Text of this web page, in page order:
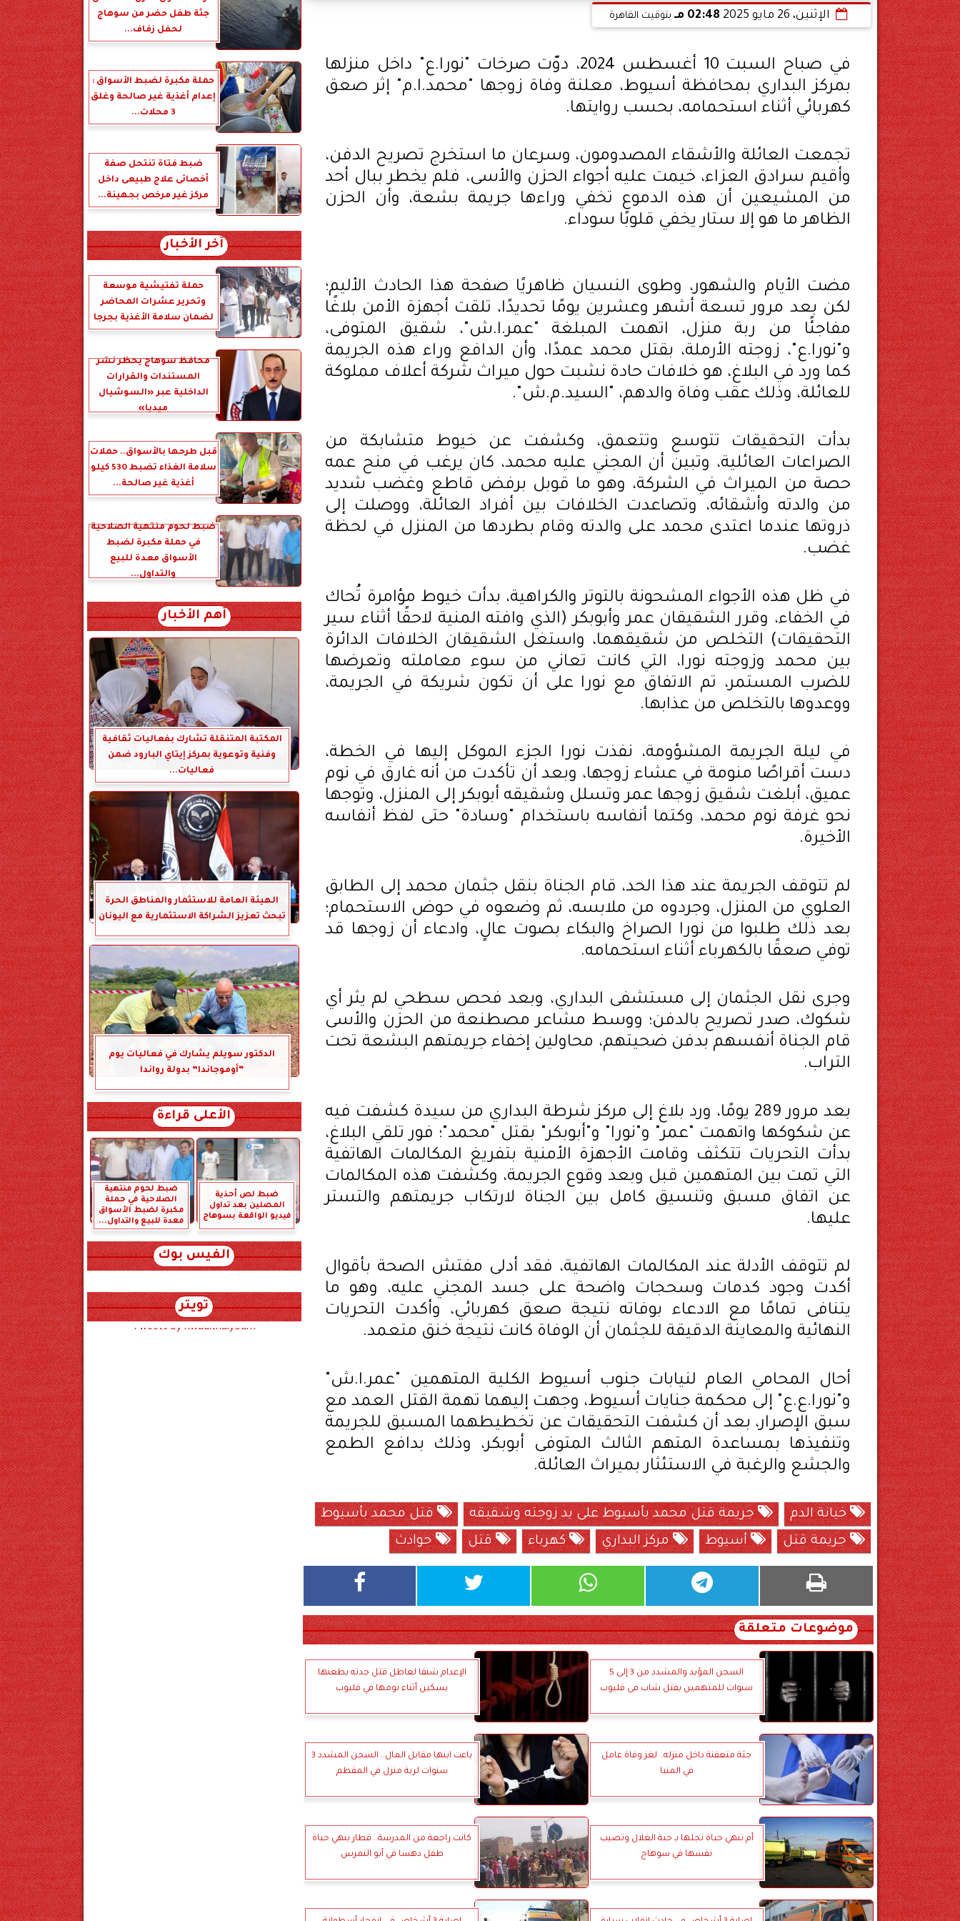
الإثنين، 26 مايو 2025 02:48 مـ بتوقيت القاهرة
في صباح السبت 10 أغسطس 2024، دوّت صرخات "نورا.ع" داخل منزلها
بمركز البداري بمحافظة أسيوط، معلنة وفاة زوجها "محمد.ا.م" إثر صعق
كهربائي أثناء استحمامه، بحسب روايتها.
تجمعت العائلة والأشقاء المصدومون، وسرعان ما استخرج تصريح الدفن،
وأقيم سرادق العزاء، خيمت عليه أجواء الحزن والأسى، فلم يخطر ببال أحد
من المشيعين أن هذه الدموع تخفي وراءها جريمة بشعة، وأن الحزن
الظاهر ما هو إلا ستار يخفي قلوبًا سوداء.
مضت الأيام والشهور، وطوى النسيان ظاهريًا صفحة هذا الحادث الأليم؛
لكن بعد مرور تسعة أشهر وعشرين يومًا تحديدًا، تلقت أجهزة الأمن بلاغًا
مفاجئًا من ربة منزل، اتهمت المبلغة "عمر.ا.ش"، شقيق المتوفى،
و"نورا.ع"، زوجته الأرملة، بقتل محمد عمدًا، وأن الدافع وراء هذه الجريمة
كما ورد في البلاغ، هو خلافات حادة نشبت حول ميراث شركة أعلاف مملوكة
للعائلة، وذلك عقب وفاة والدهم، "السيد.م.ش".
بدأت التحقيقات تتوسع وتتعمق، وكشفت عن خيوط متشابكة من
الصراعات العائلية، وتبين أن المجني عليه محمد، كان يرغب في منح عمه
حصة من الميراث في الشركة، وهو ما قوبل برفض قاطع وغضب شديد
من والدته وأشقائه، وتصاعدت الخلافات بين أفراد العائلة، ووصلت إلى
ذروتها عندما اعتدى محمد على والدته وقام بطردها من المنزل في لحظة
غضب.
في ظل هذه الأجواء المشحونة بالتوتر والكراهية، بدأت خيوط مؤامرة تُحاك
في الخفاء، وقرر الشقيقان عمر وأبوبكر (الذي وافته المنية لاحقًا أثناء سير
التحقيقات) التخلص من شقيقهما، واستغل الشقيقان الخلافات الدائرة
بين محمد وزوجته نورا، التي كانت تعاني من سوء معاملته وتعرضها
للضرب المستمر، تم الاتفاق مع نورا على أن تكون شريكة في الجريمة،
ووعدوها بالتخلص من عذابها.
في ليلة الجريمة المشؤومة، نفذت نورا الجزء الموكل إليها في الخطة،
دست أقراصًا منومة في عشاء زوجها، وبعد أن تأكدت من أنه غارق في نوم
عميق، أبلغت شقيق زوجها عمر وتسلل وشقيقه أبوبكر إلى المنزل، وتوجها
نحو غرفة نوم محمد، وكتما أنفاسه باستخدام "وسادة" حتى لفظ أنفاسه
الأخيرة.
لم تتوقف الجريمة عند هذا الحد، قام الجناة بنقل جثمان محمد إلى الطابق
العلوي من المنزل، وجردوه من ملابسه، ثم وضعوه في حوض الاستحمام؛
بعد ذلك طلبوا من نورا الصراخ والبكاء بصوت عالٍ، وادعاء أن زوجها قد
توفي صعقًا بالكهرباء أثناء استحمامه.
وجرى نقل الجثمان إلى مستشفى البداري، وبعد فحص سطحي لم يثر أي
شكوك، صدر تصريح بالدفن؛ ووسط مشاعر مصطنعة من الحزن والأسى
قام الجناة أنفسهم بدفن ضحيتهم، محاولين إخفاء جريمتهم البشعة تحت
التراب.
بعد مرور 289 يومًا، ورد بلاغ إلى مركز شرطة البداري من سيدة كشفت فيه
عن شكوكها واتهمت "عمر" و"نورا" و"أبوبكر" بقتل "محمد"؛ فور تلقي البلاغ،
بدأت التحريات تتكثف وقامت الأجهزة الأمنية بتفريغ المكالمات الهاتفية
التي تمت بين المتهمين قبل وبعد وقوع الجريمة، وكشفت هذه المكالمات
عن اتفاق مسبق وتنسيق كامل بين الجناة لارتكاب جريمتهم والتستر
عليها.
لم تتوقف الأدلة عند المكالمات الهاتفية، فقد أدلى مفتش الصحة بأقوال
أكدت وجود كدمات وسحجات واضحة على جسد المجني عليه، وهو ما
يتنافى تمامًا مع الادعاء بوفاته نتيجة صعق كهربائي، وأكدت التحريات
النهائية والمعاينة الدقيقة للجثمان أن الوفاة كانت نتيجة خنق متعمد.
أحال المحامي العام لنيابات جنوب أسيوط الكلية المتهمين "عمر.ا.ش"
و"نورا.ع.ع" إلى محكمة جنايات أسيوط، وجهت إليهما تهمة القتل العمد مع
سبق الإصرار، بعد أن كشفت التحقيقات عن تخطيطهما المسبق للجريمة
وتنفيذها بمساعدة المتهم الثالث المتوفى أبوبكر، وذلك بدافع الطمع
والجشع والرغبة في الاستئثار بميراث العائلة.
خيانة الدم جريمة قتل محمد بأسيوط على يد زوجته وشقيقه
قتل محمد بأسيوط
جريمة قتل
أسيوط مركز البداري كهرباء قتل حوادث
موضوعات متعلقة
السجن المؤبد والمشدد من 3 إلى 5
سنوات للمتهمين بقتل شاب فى قليوب
الإعدام شنقا لعاطل قتل جدته بطعنها
بسكين أثناء نومها في قليوب
جثة متعفنة داخل منزله.. لغز وفاة عامل
في المنيا
باعت ابنها مقابل المال.. السجن المشدد 3
سنوات لربة منزل في المقطم
أم تنهي حياة نجلها بـ حبة الغلال وتصيب
نفسها في سوهاج
كانت راجعة من المدرسة.. قطار ينهي حياة
طفل دهسا في أبو النمرس
جثة طفل حضر من سوهاج
لحفل زفاف...
حملة مكبرة لضبط الأسواق :
إعدام أغذية غير صالحة وغلق
3 محلات...
ضبط فتاة تنتحل صفة
أخصائى علاج طبيعى داخل
مركز غير مرخص بجهينة...
آخر الأخبار
حملة تفتيشية موسعة
وتحرير عشرات المحاضر
لضمان سلامة الأغذية بجرجا
محافظ سوهاج يحظر نشر
المستندات والقرارات
الداخلية عبر «السوشيال
ميديا»
قبل طرحها بالأسواق.. حملات
سلامة الغذاء تضبط 530 كيلو
أغذية غير صالحة...
ضبط لحوم منتهية الصلاحية
في حملة مكبرة لضبط
الأسواق معدة للبيع
والتداول...
أهم الأخبار
المكتبة المتنقلة تشارك بفعاليات ثقافية
وفنية وتوعوية بمركز إيتاي البارود ضمن
فعاليات...
الهيئة العامة للاستثمار والمناطق الحرة
تبحث تعزيز الشراكة الاستثمارية مع اليونان
الدكتور سويلم يشارك في فعاليات يوم
“أوموجاندا” بدولة رواندا
الأعلى قراءة
ضبط لص أحذية
المصلين بعد تداول
فيديو الواقعة بسوهاج
ضبط لحوم منتهية
الصلاحية في حملة
مكبرة لضبط الأسواق
معدة للبيع والتداول...
الفيس بوك
تويتر
Tweets by hwadithalyoum